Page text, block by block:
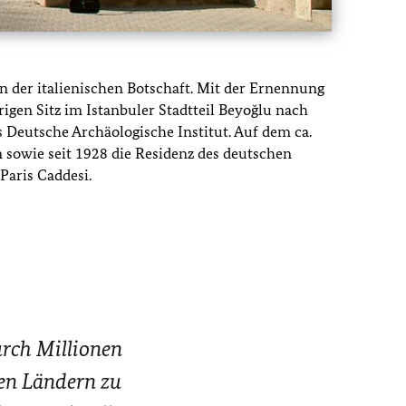
der italienischen Botschaft. Mit der Ernennung
Sitz im Istanbuler Stadtteil Beyoğlu nach
Archäologische Institut. Auf dem ca.
seit 1928 die Residenz des deutschen
Caddesi.
Millionen
Ländern zu